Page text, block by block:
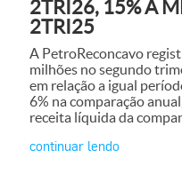
2TRI26, 15% A
2TRI25
A PetroReconcavo
milhões no segundo
em relação a igual
6% na comparação
receita líquida da
continuar lendo